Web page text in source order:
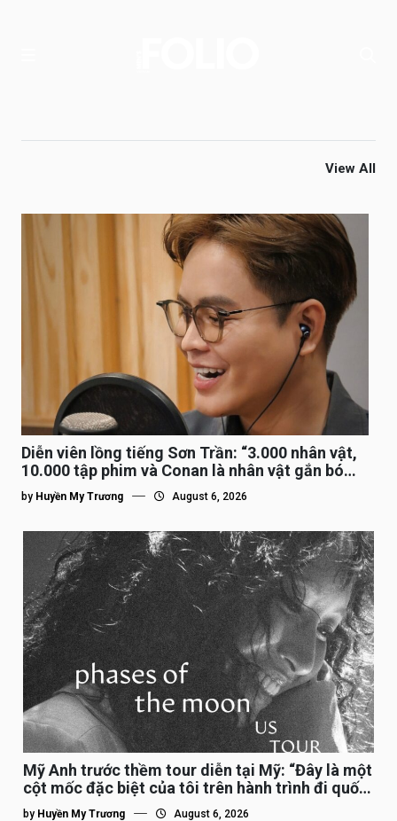
View All
Diễn viên lồng tiếng Sơn Trần: “3.000 nhân vật,
10.000 tập phim và Conan là nhân vật gắn bó
lâu nhất”
by Huyền My Trương August 6, 2026
Mỹ Anh trước thềm tour diễn tại Mỹ: “Đây là một
cột mốc đặc biệt của tôi trên hành trình đi quốc
tế”
by Huyền My Trương August 6, 2026